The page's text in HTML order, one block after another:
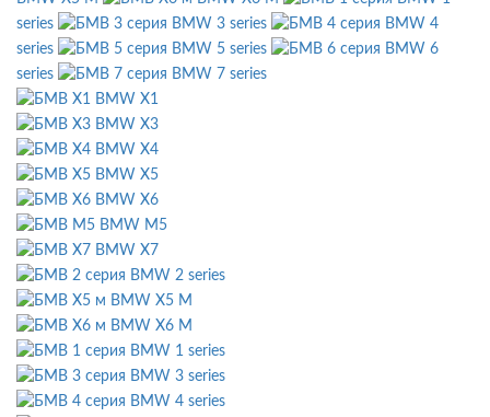
series
BMW 3 series
BMW 4
series
BMW 5 series
BMW 6
series
BMW 7 series
BMW X1
BMW X3
BMW X4
BMW X5
BMW X6
BMW M5
BMW X7
BMW 2 series
BMW X5 M
BMW X6 M
BMW 1 series
BMW 3 series
BMW 4 series